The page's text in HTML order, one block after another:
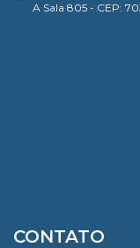
A Sala 805 - CEP:
CONTATO